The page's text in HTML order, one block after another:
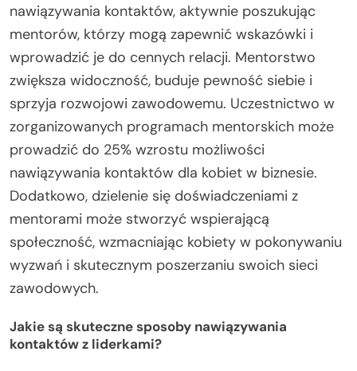
nawiązywania kontaktów, aktywnie poszukując
mentorów, którzy mogą zapewnić wskazówki i
wprowadzić je do cennych relacji. Mentorstwo
zwiększa widoczność, buduje pewność siebie i
sprzyja rozwojowi zawodowemu. Uczestnictwo w
zorganizowanych programach mentorskich może
prowadzić do 25% wzrostu możliwości
nawiązywania kontaktów dla kobiet w biznesie.
Dodatkowo, dzielenie się doświadczeniami z
mentorami może stworzyć wspierającą
społeczność, wzmacniając kobiety w pokonywaniu
wyzwań i skutecznym poszerzaniu swoich sieci
zawodowych.
Jakie są skuteczne sposoby nawiązywania
kontaktów z liderkami?